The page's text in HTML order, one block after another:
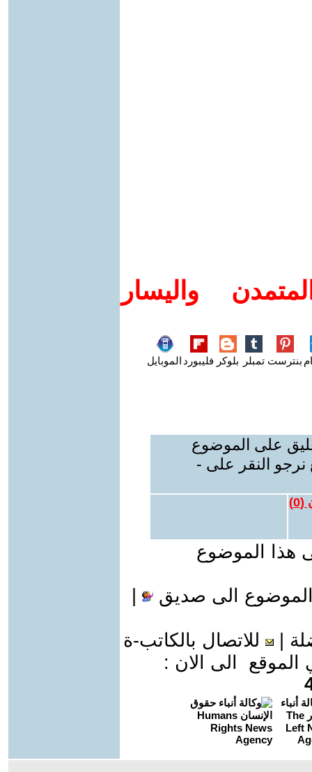
واليسار
بنترست تمبلر بلوكر فليبورد الموبايل
على الموضوع
نرجو النقر على -
(
0
)
هذا الموضوع
الى صديق
للاتصال بالكاتب-ة
الى الان :